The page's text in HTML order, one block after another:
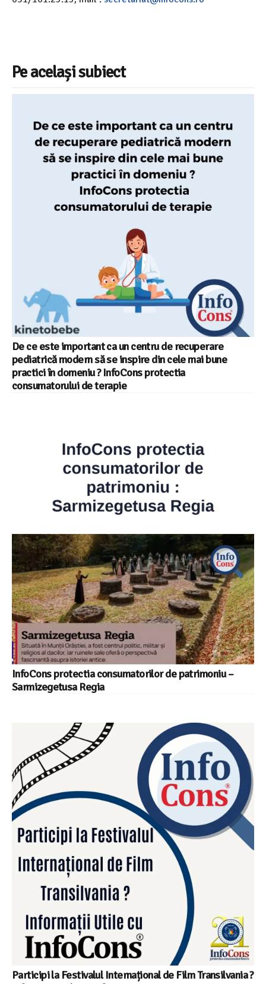
Pe același subiect
De ce este important ca un centru de recuperare
pediatrică modern să se inspire din cele mai bune
practici în domeniu ? InfoCons protectia
consumatorului de terapie
InfoCons protectia consumatorilor de patrimoniu –
Sarmizegetusa Regia
Participi la Festivalul Internațional de Film Transilvania ?